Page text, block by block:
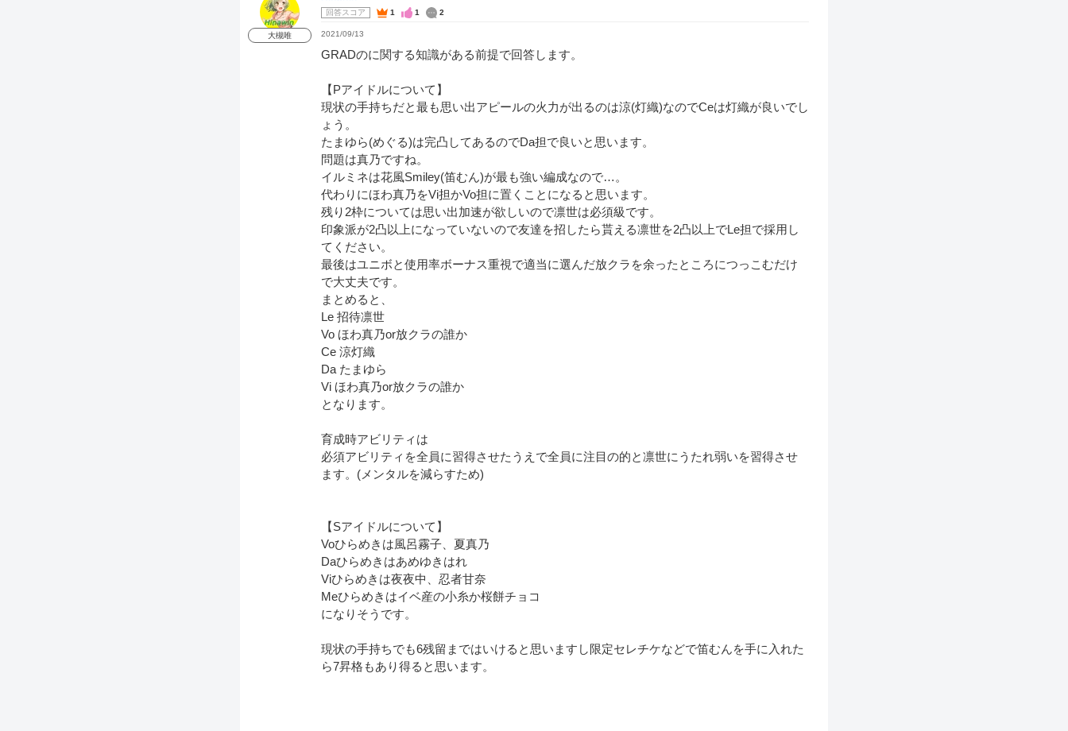
大槻唯
回答スコア 1 1 2
2021/09/13
GRADのに関する知識がある前提で回答します。
【Pアイドルについて】
現状の手持ちだと最も思い出アピールの火力が出るのは涼(灯織)なのでCeは灯織が良いでし
ょう。
たまゆら(めぐる)は完凸してあるのでDa担で良いと思います。
問題は真乃ですね。
イルミネは花風Smiley(笛むん)が最も強い編成なので…。
代わりにほわ真乃をVi担かVo担に置くことになると思います。
残り2枠については思い出加速が欲しいので凛世は必須級です。
印象派が2凸以上になっていないので友達を招したら貰える凛世を2凸以上でLe担で採用し
てください。
最後はユニボと使用率ボーナス重視で適当に選んだ放クラを余ったところにつっこむだけ
で大丈夫です。
まとめると、
Le 招待凛世
Vo ほわ真乃or放クラの誰か
Ce 涼灯織
Da たまゆら
Vi ほわ真乃or放クラの誰か
となります。
育成時アビリティは
必須アビリティを全員に習得させたうえで全員に注目の的と凛世にうたれ弱いを習得させ
ます。(メンタルを減らすため)
【Sアイドルについて】
Voひらめきは風呂霧子、夏真乃
Daひらめきはあめゆきはれ
Viひらめきは夜夜中、忍者甘奈
Meひらめきはイベ産の小糸か桜餅チョコ
になりそうです。
現状の手持ちでも6残留まではいけると思いますし限定セレチケなどで笛むんを手に入れた
ら7昇格もあり得ると思います。